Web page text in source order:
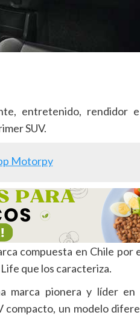
entretenido, rendidor
SUV.
Motorpy
compuesta en Chile por
que los caracteriza.
marca pionera y líder
compacto, un modelo